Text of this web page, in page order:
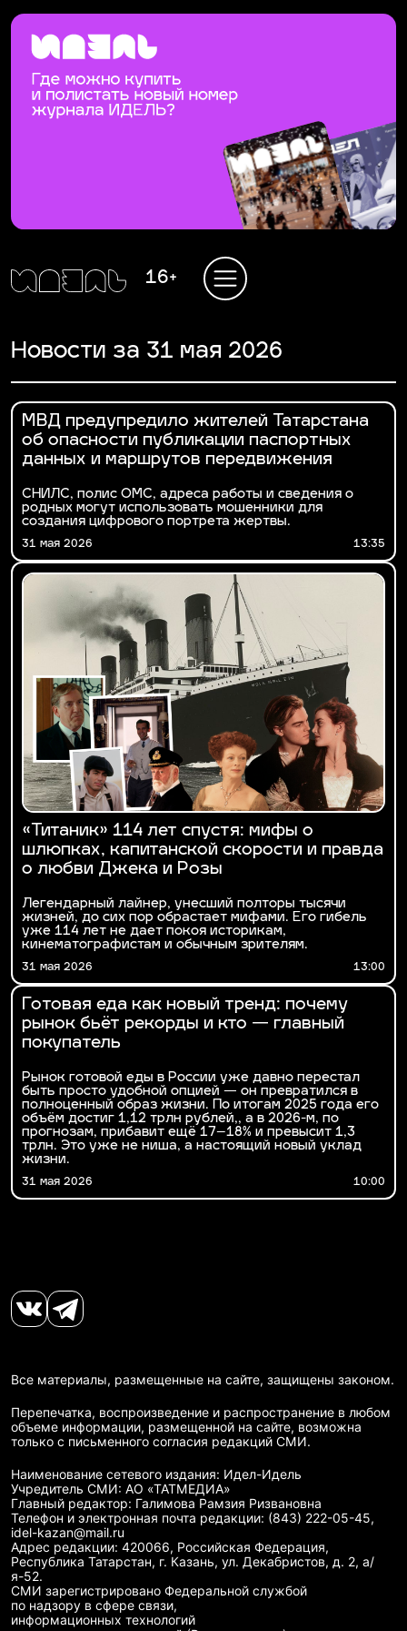
16+
Новости за 31 мая 2026
МВД предупредило жителей Татарстана
об опасности публикации паспортных
данных и маршрутов передвижения
СНИЛС, полис ОМС, адреса работы и сведения о
родных могут использовать мошенники для
создания цифрового портрета жертвы.
31 мая 2026 13:35
«Титаник» 114 лет спустя: мифы о
шлюпках, капитанской скорости и правда
о любви Джека и Розы
Легендарный лайнер, унесший полторы тысячи
жизней, до сих пор обрастает мифами. Его гибель
уже 114 лет не дает покоя историкам,
кинематографистам и обычным зрителям.
31 мая 2026 13:00
Готовая еда как новый тренд: почему
рынок бьёт рекорды и кто — главный
покупатель
Рынок готовой еды в России уже давно перестал
быть просто удобной опцией — он превратился в
полноценный образ жизни. По итогам 2025 года его
объём достиг 1,12 трлн рублей,, а в 2026-м, по
прогнозам, прибавит ещё 17–18% и превысит 1,3
трлн. Это уже не ниша, а настоящий новый уклад
жизни.
31 мая 2026 10:00
Все материалы, размещенные на сайте, защищены законом.
Перепечатка, воспроизведение и распространение в любом
объеме информации, размещенной на сайте, возможна
только с письменного согласия редакций СМИ.
Наименование сетевого издания: Идел-Идель
Учредитель СМИ: АО «ТАТМЕДИА»
Главный редактор: Галимова Рамзия Ризвановна
Телефон и электронная почта редакции: (843) 222-05-45,
idel-kazan@mail.ru
Адрес редакции: 420066, Российская Федерация,
Республика Татарстан, г. Казань, ул. Декабристов, д. 2, а/
я-52.
СМИ зарегистрировано Федеральной службой
по надзору в сфере связи,
информационных технологий